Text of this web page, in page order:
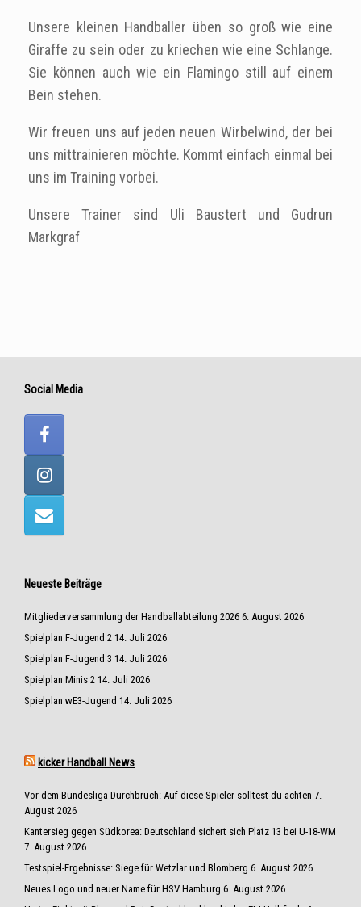
Unsere kleinen Handballer üben so groß wie eine
Giraffe zu sein oder zu kriechen wie eine Schlange.
Sie können auch wie ein Flamingo still auf einem
Bein stehen.
Wir freuen uns auf jeden neuen Wirbelwind, der bei
uns mittrainieren möchte. Kommt einfach einmal bei
uns im Training vorbei.
Unsere Trainer sind Uli Baustert und Gudrun
Markgraf
Social Media
Neueste Beiträge
Mitgliederversammlung der Handballabteilung 2026 6. August 2026
Spielplan F-Jugend 2 14. Juli 2026
Spielplan F-Jugend 3 14. Juli 2026
Spielplan Minis 2 14. Juli 2026
Spielplan wE3-Jugend 14. Juli 2026
kicker Handball News
Vor dem Bundesliga-Durchbruch: Auf diese Spieler solltest du achten 7.
August 2026
Kantersieg gegen Südkorea: Deutschland sichert sich Platz 13 bei U-18-WM
7. August 2026
Testspiel-Ergebnisse: Siege für Wetzlar und Blomberg 6. August 2026
Neues Logo und neuer Name für HSV Hamburg 6. August 2026